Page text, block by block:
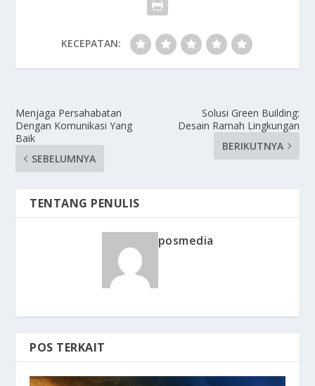
KECEPATAN:
Menjaga Persahabatan
Dengan Komunikasi Yang
Baik
SEBELUMNYA
Solusi Green Building:
Desain Ramah Lingkungan
BERIKUTNYA
TENTANG PENULIS
posmedia
POS TERKAIT